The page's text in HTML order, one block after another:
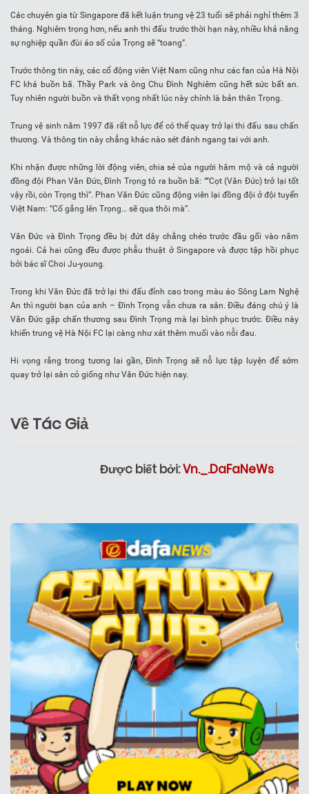
Các chuyên gia từ Singapore đã kết luận trung vệ 23 tuổi sẽ phải nghỉ thêm 3
tháng. Nghiêm trọng hơn, nếu anh thi đấu trước thời hạn này, nhiều khả năng
sự nghiệp quần đùi áo số của Trọng sẽ “toang”.
Trước thông tin này, các cổ động viên Việt Nam cũng như các fan của Hà Nội
FC khá buồn bã. Thầy Park và ông Chu Đình Nghiêm cũng hết sức bất an.
Tuy nhiên người buồn và thất vọng nhất lúc này chính là bản thân Trọng.
Trung vệ sinh năm 1997 đã rất nỗ lực để có thể quay trở lại thi đấu sau chấn
thương. Và thông tin này chẳng khác nào sét đánh ngang tai với anh.
Khi nhận được những lời động viên, chia sẻ của người hâm mộ và cả người
đồng đội Phan Văn Đức, Đình Trọng tỏ ra buồn bã: “”Cọt (Văn Đức) trở lại tốt
vậy rồi, còn Trọng thì”. Phan Văn Đức cũng động viên lại đồng đội ở đội tuyển
Việt Nam: “Cố gắng lên Trọng… sẽ qua thôi mà”.
Văn Đức và Đình Trọng đều bị đứt dây chằng chéo trước đầu gối vào năm
ngoái. Cả hai cũng đều được phẫu thuật ở Singapore và được tập hồi phục
bởi bác sĩ Choi Ju-young.
Trong khi Văn Đức đã trở lại thi đấu đỉnh cao trong màu áo Sông Lam Nghệ
An thì người bạn của anh – Đình Trọng vẫn chưa ra sân. Điều đáng chú ý là
Văn Đức gặp chấn thương sau Đình Trọng mà lại bình phục trước. Điều này
khiến trung vệ Hà Nội FC lại càng như xát thêm muối vào nỗi đau.
Hi vọng rằng trong tương lai gần, Đình Trọng sẽ nỗ lực tập luyện để sớm
quay trở lại sân cỏ giống như Văn Đức hiện nay.
Về Tác Giả
Được biết bởi:Vn._.DaFaNeWs